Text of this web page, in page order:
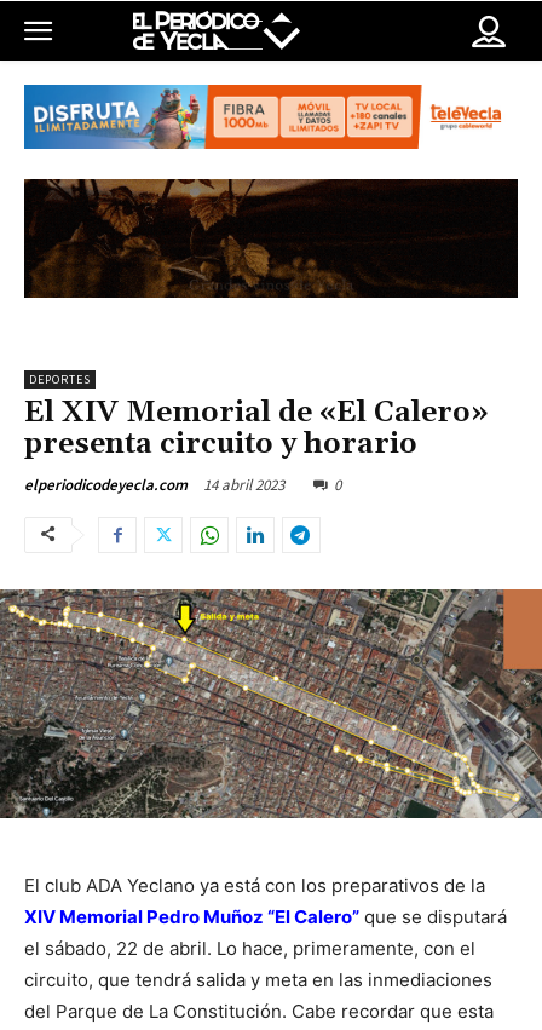
DEPORTES
El XIV Memorial de «El Calero»
presenta circuito y horario
elperiodicodeyecla.com 14 abril 2023 0
El club ADA Yeclano ya está con los preparativos de la
XIV Memorial Pedro Muñoz “El Calero” que se disputará
el sábado, 22 de abril. Lo hace, primeramente, con el
circuito, que tendrá salida y meta en las inmediaciones
del Parque de La Constitución. Cabe recordar que esta